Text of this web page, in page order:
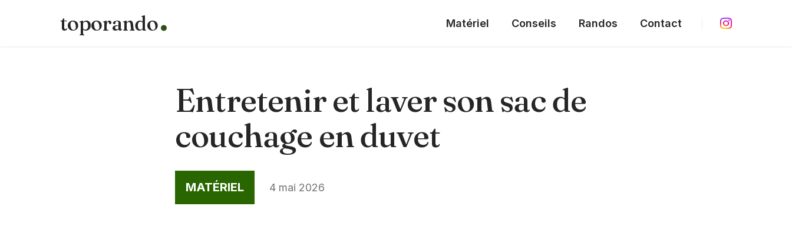
toporando Matériel Conseils Randos Contact
Entretenir et laver son sac de
couchage en duvet
MATÉRIEL 4 mai 2026